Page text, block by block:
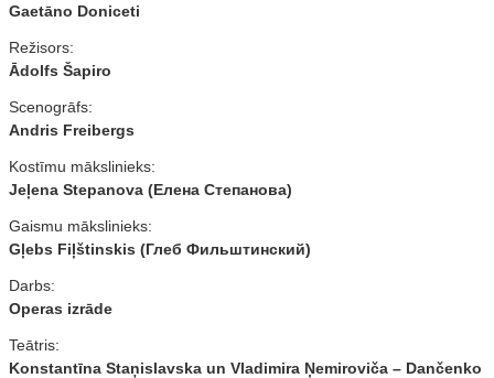
Gaetāno Doniceti
Režisors:
Ādolfs Šapiro
Scenogrāfs:
Andris Freibergs
Kostīmu mākslinieks:
Jeļena Stepanova (Елена Степанова)
Gaismu mākslinieks:
Gļebs Fiļštinskis (Глеб Фильштинский)
Darbs:
Operas izrāde
Teātris:
Konstantīna Staņislavska un Vladimira Ņemiroviča – Dančenko